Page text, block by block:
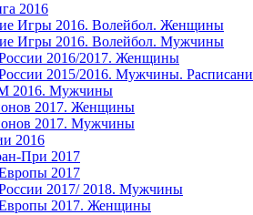
2016
Игры 2016. Волейбол. Женщины
Игры 2016. Волейбол. Мужчины
2016/2017. Женщины
2015/2016. Мужчины.
2016. Мужчины
2017. Женщины
2017. Мужчины
2016
При 2017
2017
2017/ 2018. Мужчины
2017. Женщины